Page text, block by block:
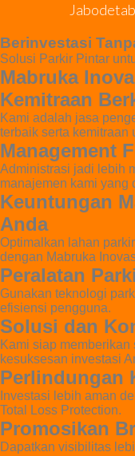
Berinvestasi
Solusi Parkir Pintar
Mabruka
Kemitraan
Kami adalah jasa
terbaik serta kemitraan
Management
Administrasi jadi lebih
manajemen kami yang
Keuntungan
Anda
Optimalkan lahan
dengan Mabruka
Peralatan
Gunakan teknologi
efisiensi pengguna.
Solusi dan
Kami siap
kesuksesan investasi
Perlindungan
Investasi lebih aman
Total Loss Protection.
Promosikan
Dapatkan visibilitas